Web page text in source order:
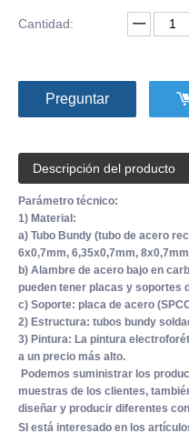
Cantidad:
Preguntar
Descripción del producto
Parámetro técnico:
1) Material:
a) Tubo Bundy (tubo de acero
6x0,7mm, 6,35x0,7mm, 8x0,7mm
b) Alambre de acero bajo en
pueden tener placas y soportes
c) Soporte: placa de acero
2) Estructura: tubos bundy
3) Pintura: La pintura
a un precio más alto.
Podemos suministrar los
muestras de los clientes,
diseñar y producir diferentes
SI está interesado en los